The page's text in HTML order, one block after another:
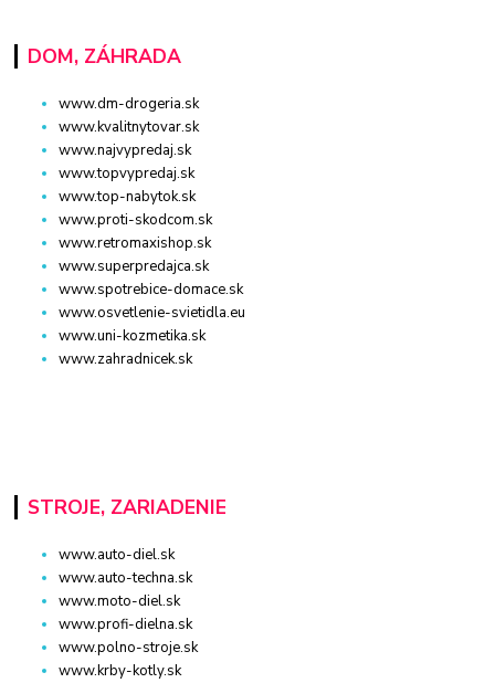
DOM, ZÁHRADA
www.dm-drogeria.sk
www.kvalitnytovar.sk
www.najvypredaj.sk
www.topvypredaj.sk
www.top-nabytok.sk
www.proti-skodcom.sk
www.retromaxishop.sk
www.superpredajca.sk
www.spotrebice-domace.sk
www.osvetlenie-svietidla.eu
www.uni-kozmetika.sk
www.zahradnicek.sk
STROJE, ZARIADENIE
www.auto-diel.sk
www.auto-techna.sk
www.moto-diel.sk
www.profi-dielna.sk
www.polno-stroje.sk
www.krby-kotly.sk